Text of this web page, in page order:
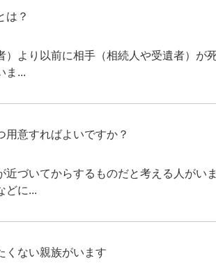
は？
）より以前に相手（相続人や受遺者）が
ま...
用意すればよいですか？
近づいてからするものだと考える人がい
どに...
くない親族がいます